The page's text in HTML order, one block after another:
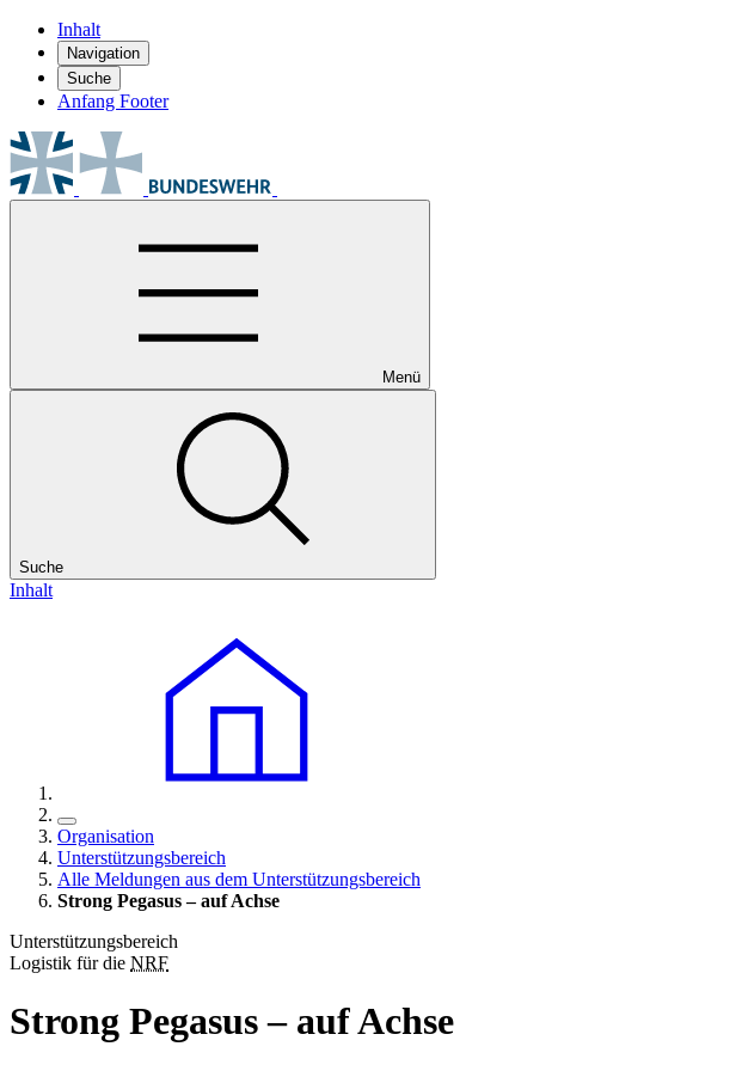
Inhalt
Navigation
Suche
Anfang Footer
Menü
Suche
Inhalt
Organisation
Unterstützungsbereich
Alle Meldungen aus dem Unterstützungsbereich
Strong Pegasus – auf Achse
Unterstützungsbereich
Logistik für die NRF
Strong Pegasus – auf Achse